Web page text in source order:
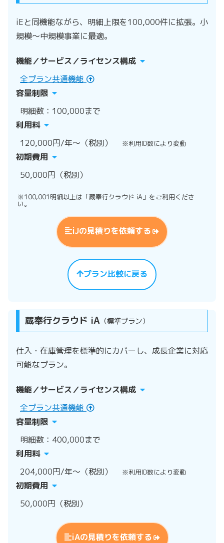
iEと同機能ながら、明細上限を100,000件に拡張。小
規模～中規模事業に最適。
機能／サービス／ライセンス構成
全プラン共通機能
容量制限
明細数：100,000まで
利用料
120,000円/年～（税別）
※利用ID数により変動
初期費用
50,000円（税別）
※100,001明細以上は「蔵奉行クラウド iA」をご利用くださ
い。
iJの見積りを依頼する
プラン比較に戻る
蔵奉行クラウド iA（標準プラン）
仕入・在庫管理を標準的にカバーし、成長企業に対応
可能なプラン。
機能／サービス／ライセンス構成
全プラン共通機能
容量制限
明細数：400,000まで
利用料
204,000円/年～（税別）
※利用ID数により変動
初期費用
50,000円（税別）
iAの見積りを依頼する